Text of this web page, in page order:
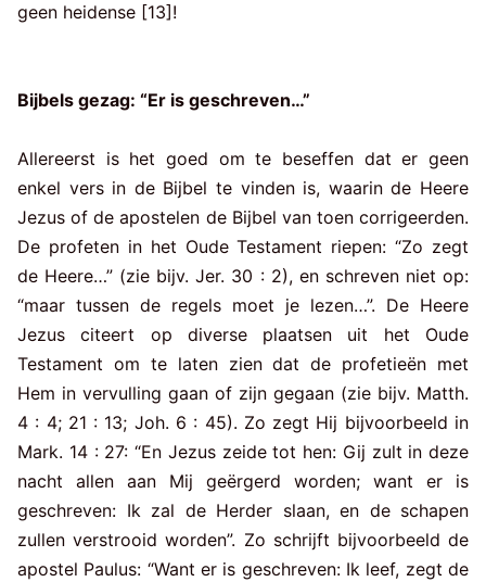
geen heidense [13]!
Bijbels gezag: “Er is geschreven…”
Allereerst is het goed om te beseffen dat er geen
enkel vers in de Bijbel te vinden is, waarin de Heere
Jezus of de apostelen de Bijbel van toen corrigeerden.
De profeten in het Oude Testament riepen: “Zo zegt
de Heere…” (zie bijv. Jer. 30 : 2), en schreven niet op:
“maar tussen de regels moet je lezen…”. De Heere
Jezus citeert op diverse plaatsen uit het Oude
Testament om te laten zien dat de profetieën met
Hem in vervulling gaan of zijn gegaan (zie bijv. Matth.
4 : 4; 21 : 13; Joh. 6 : 45). Zo zegt Hij bijvoorbeeld in
Mark. 14 : 27: “En Jezus zeide tot hen: Gij zult in deze
nacht allen aan Mij geërgerd worden; want er is
geschreven: Ik zal de Herder slaan, en de schapen
zullen verstrooid worden”. Zo schrijft bijvoorbeeld de
apostel Paulus: “Want er is geschreven: Ik leef, zegt de